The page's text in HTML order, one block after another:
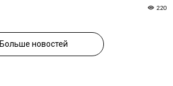
220
Больше новостей